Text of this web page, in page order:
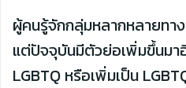
ผู้คนรู้จักกลุ่มหลากหลายทา
แต่ปัจจุบันมีตัวย่อเพิ่มขึ้นมา
LGBTQ หรือเพิ่มเป็น